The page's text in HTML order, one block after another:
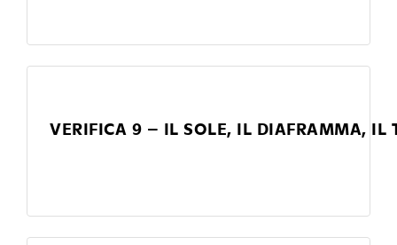
VERIFICA 9 – IL SOLE, IL DIAFRAMMA, IL